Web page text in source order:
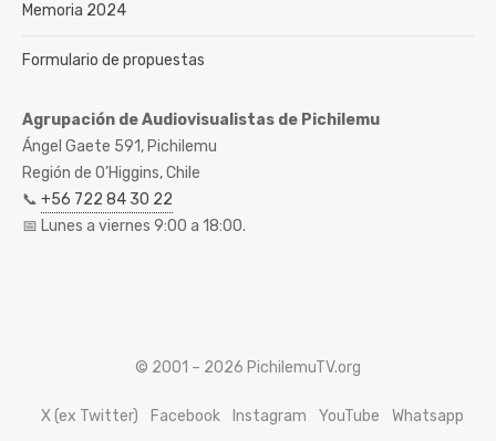
Memoria 2024
Formulario de propuestas
Agrupación de Audiovisualistas de Pichilemu
Ángel Gaete 591, Pichilemu
Región de O’Higgins, Chile
📞 +56 722 84 30 22
📅 Lunes a viernes 9:00 a 18:00.
© 2001 – 2026 PichilemuTV.org
X (ex Twitter) Facebook Instagram YouTube Whatsapp